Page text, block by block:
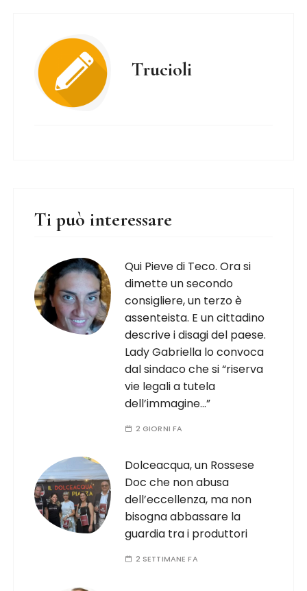
Trucioli
Ti può interessare
Qui Pieve di Teco. Ora si
dimette un secondo
consigliere, un terzo è
assenteista. E un cittadino
descrive i disagi del paese.
Lady Gabriella lo convoca
dal sindaco che si “riserva
vie legali a tutela
dell’immagine…”
2 GIORNI FA
Dolceacqua, un Rossese
Doc che non abusa
dell’eccellenza, ma non
bisogna abbassare la
guardia tra i produttori
2 SETTIMANE FA